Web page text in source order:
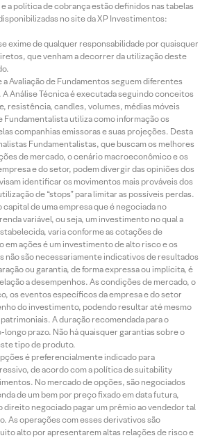
a política de cobrança estão definidos nas tabelas
no site da XP Investimentos:
exime de qualquer responsabilidade por quaisquer
que venham a decorrer da utilização deste
a Avaliação de Fundamentos seguem diferentes
A Análise Técnica é executada seguindo conceitos
resistência, candles, volumes, médias móveis
Fundamentalista utiliza como informação os
companhias emissoras e suas projeções. Desta
Fundamentalistas, que buscam os melhores
de mercado, o cenário macroeconômico e os
e do setor, podem divergir das opiniões dos
identificar os movimentos mais prováveis dos
de “stops” para limitar as possíveis perdas.
capital de uma empresa que é negociada no
variável, ou seja, um investimento no qual a
varia conforme as cotações de
em ações é um investimento de alto risco e os
não são necessariamente indicativos de resultados
ou garantia, de forma expressa ou implícita, é
a desempenhos. As condições de mercado, o
os eventos específicos da empresa e do setor
do investimento, podendo resultar até mesmo
A duração recomendada para o
prazo. Não há quaisquer garantias sobre o
tipo de produto.
é preferencialmente indicado para
de acordo com a política de suitability
No mercado de opções, são negociados
de um bem por preço fixado em data futura,
direito negociado pagar um prêmio ao vendedor tal
As operações com esses derivativos são
alto por apresentarem altas relações de risco e